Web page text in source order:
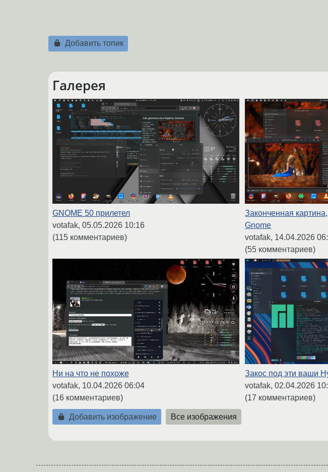
Добавить топик
Галерея
GNOME 50 прилетел
votafak, 05.05.2026 10:16
(115 комментариев)
Законченная
Gnome
votafak, 14.04.2026
(55 комментариев)
Ни на что не похоже
votafak, 10.04.2026 06:04
(16 комментариев)
Закос под эти ваши
votafak,02.04.2026
(17 комментариев)
Добавить изображение Все изображения